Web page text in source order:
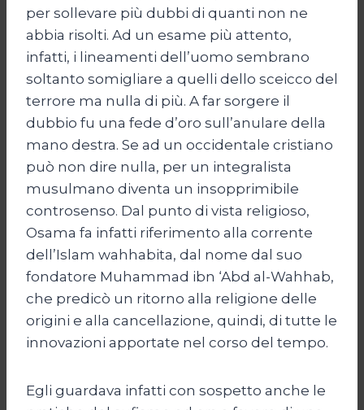
per sollevare più dubbi di quanti non ne
abbia risolti. Ad un esame più attento,
infatti, i lineamenti dell’uomo sembrano
soltanto somigliare a quelli dello sceicco del
terrore ma nulla di più. A far sorgere il
dubbio fu una fede d’oro sull’anulare della
mano destra. Se ad un occidentale cristiano
può non dire nulla, per un integralista
musulmano diventa un insopprimibile
controsenso. Dal punto di vista religioso,
Osama fa infatti riferimento alla corrente
dell’Islam wahhabita, dal nome dal suo
fondatore Muhammad ibn ‘Abd al-Wahhab,
che predicò un ritorno alla religione delle
origini e alla cancellazione, quindi, di tutte le
innovazioni apportate nel corso del tempo.
Egli guardava infatti con sospetto anche le